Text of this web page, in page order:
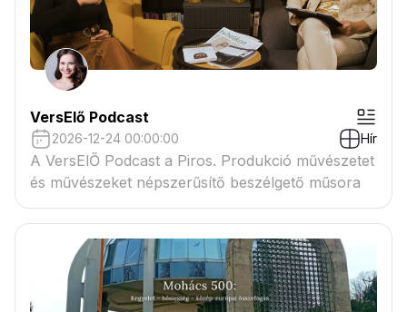
VersElő Podcast
2026-12-24 00:00:00 Hír
A VersElŐ Podcast a Piros. Produkció művészetet
és művészeket népszerűsítő beszélgető műsora